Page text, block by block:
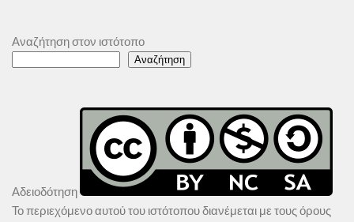
Αναζήτηση στον ιστότοπο
Αναζήτηση
Αδειοδότηση
Το περιεχόμενο αυτού του ιστότοπου διανέμεται με τους όρους